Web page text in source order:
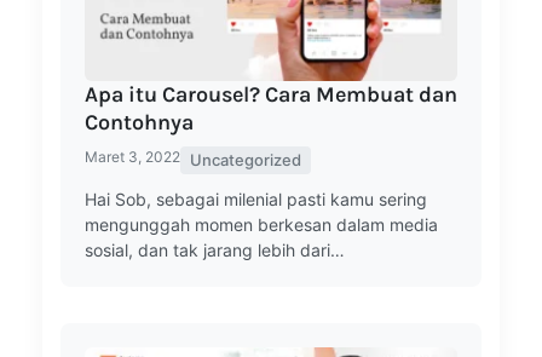
Apa itu Carousel? Cara Membuat dan
Contohnya
Maret 3, 2022 Uncategorized
Hai Sob, sebagai milenial pasti kamu sering
mengunggah momen berkesan dalam media
sosial, dan tak jarang lebih dari…